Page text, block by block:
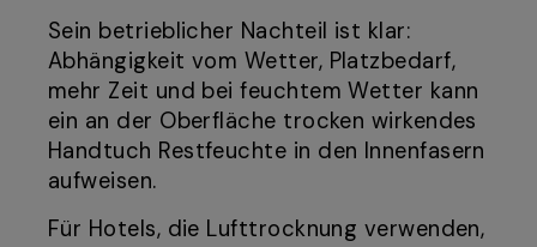
Sein betrieblicher Nachteil ist klar:
Abhängigkeit vom Wetter, Platzbedarf,
mehr Zeit und bei feuchtem Wetter kann
ein an der Oberfläche trocken wirkendes
Handtuch Restfeuchte in den Innenfasern
aufweisen.
Für Hotels, die Lufttrocknung verwenden,